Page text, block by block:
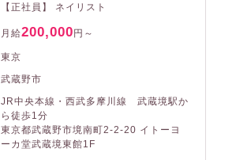
【正社員】 ネイリスト
月給200,000円～
東京
武蔵野市
JR中央本線・西武多摩川線 武蔵境駅か
ら徒歩1分
東京都武蔵野市境南町2-2-20 イトーヨ
ーカ堂武蔵境東館1F